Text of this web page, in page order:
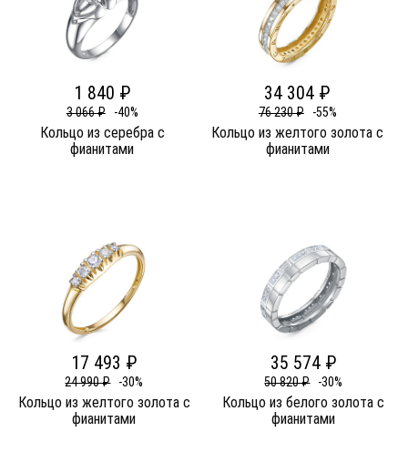
1 840 ₽
3 066 ₽ -40%
Кольцо из серебра c
фианитами
34 304 ₽
76 230 ₽ -55%
Кольцо из желтого золота c
фианитами
17 493 ₽
24 990 ₽ -30%
Кольцо из желтого золота c
фианитами
35 574 ₽
50 820 ₽ -30%
Кольцо из белого золота c
фианитами